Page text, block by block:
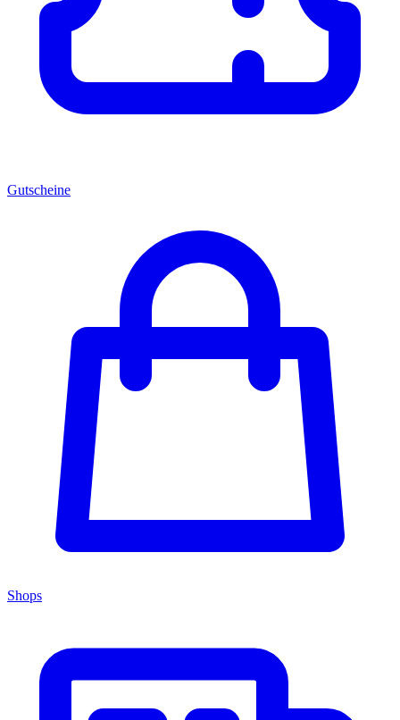
Gutscheine
Shops